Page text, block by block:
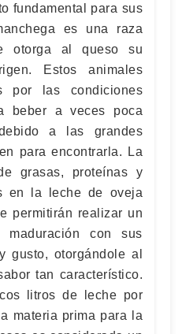
fundamental para sus
es una raza
otorga al queso su
Estos animales
por las condiciones
beber a veces poca
a las grandes
para encontrarla. La
grasas, proteínas y
en la leche de oveja
permitirán realizar un
maduración con sus
gusto, otorgándole al
tan característico.
litros de leche por
materia prima para la